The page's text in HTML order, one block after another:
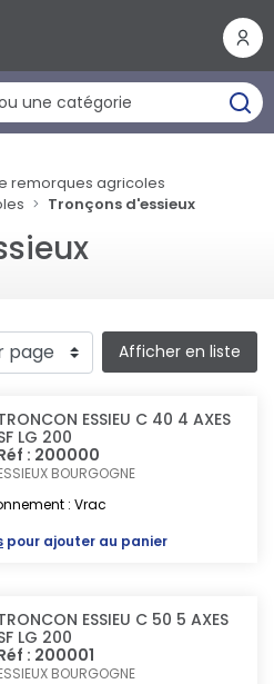
remorques agricoles
Tronçons d'essieux
Afficher en liste
ESSIEU C 40 4 AXES
LG 200
: 200000
BOURGOGNE
: Vrac
pour ajouter au panier
ESSIEU C 50 5 AXES
LG 200
: 200001
BOURGOGNE